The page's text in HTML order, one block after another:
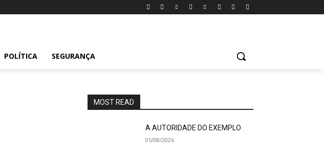
POLÍTICA SEGURANÇA
MOST READ
A AUTORIDADE DO EXEMPLO
05/08/2026